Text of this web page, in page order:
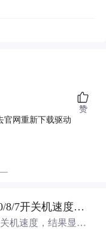
官网重新下载驱动
赞
w8ndows 秒表,谁最快？Win10/8/7开关机速度大比拼
机速度，结果显示